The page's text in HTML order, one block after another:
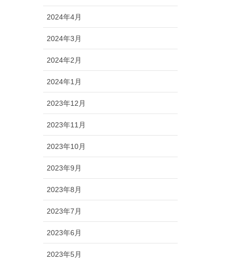
2024年4月
2024年3月
2024年2月
2024年1月
2023年12月
2023年11月
2023年10月
2023年9月
2023年8月
2023年7月
2023年6月
2023年5月